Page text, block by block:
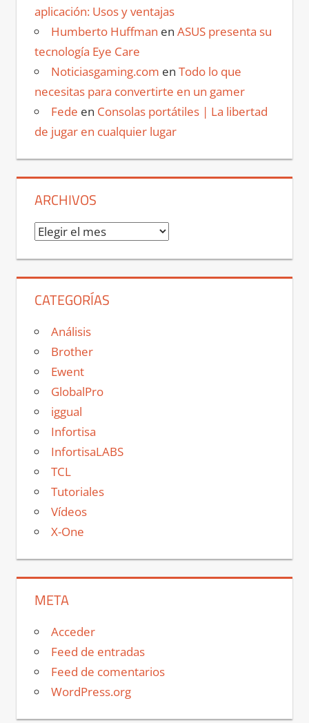
aplicación: Usos y ventajas
Humberto Huffman en ASUS presenta su
tecnología Eye Care
Noticiasgaming.com en Todo lo que
necesitas para convertirte en un gamer
Fede en Consolas portátiles | La libertad
de jugar en cualquier lugar
ARCHIVOS
Archivos
CATEGORÍAS
Análisis
Brother
Ewent
GlobalPro
iggual
Infortisa
InfortisaLABS
TCL
Tutoriales
Vídeos
X-One
META
Acceder
Feed de entradas
Feed de comentarios
WordPress.org